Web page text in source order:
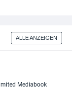
ALLE ANZEIGEN